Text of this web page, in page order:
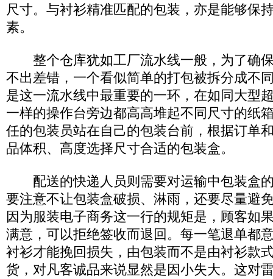
尺寸。与衬衫精准匹配的包装，亦是能够保
素。
整个仓库犹如工厂流水线一般，为了确
不出差错，一个看似简单的打包被拆分成不
是这一流水线中最重要的一环，在如同大型
一样的操作台旁边都高高堆起不同尺寸的纸
任的包装员站在自己的包装台前，根据订单
品体积、高度选择尺寸合适的包装盒。
配送的快递人员则需要对运输中包装盒
要注意不让包装盒破损、淋雨，还要尽量避
因为服装电子商务这一行的规矩是，顾客如
满意，可以拒绝签收而退回。每一笔退单都
衬衫才能挽回损失，由包装而不是由衬衫款
货，对凡客诚品来说显然是因小失大。这对